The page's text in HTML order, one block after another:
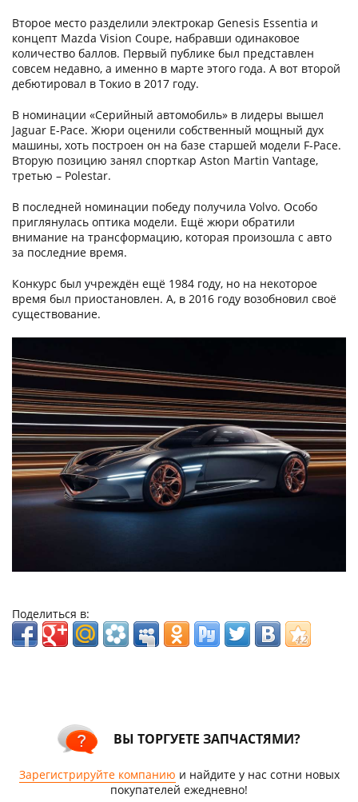
Второе место разделили электрокар Genesis Essentia и
концепт Mazda Vision Coupe, набравши одинаковое
количество баллов. Первый публике был представлен
совсем недавно, а именно в марте этого года. А вот второй
дебютировал в Токио в 2017 году.
В номинации «Серийный автомобиль» в лидеры вышел
Jaguar E-Pace. Жюри оценили собственный мощный дух
машины, хоть построен он на базе старшей модели F-Pace.
Вторую позицию занял спорткар Aston Martin Vantage,
третью – Polestar.
В последней номинации победу получила Volvo. Особо
приглянулась оптика модели. Ещё жюри обратили
внимание на трансформацию, которая произошла с авто
за последние время.
Конкурс был учреждён ещё 1984 году, но на некоторое
время был приостановлен. А, в 2016 году возобновил своё
существование.
Поделиться в:
ВЫ ТОРГУЕТЕ ЗАПЧАСТЯМИ?
Зарегистрируйте компанию и найдите у нас сотни новых
покупателей ежедневно!